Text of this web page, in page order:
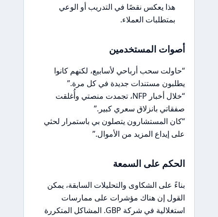
هذا يعكس نقصًا في التدريب أو الوعي
بمتطلبات العملاء.
أصوات المستخدمين
“حاولت سحب أرباحي لأسابيع، لكنهم كانوا
يطلبون مستندات جديدة في كل مرة.”
“خلال أخبار NFP، تجمدت منصتي وأُغلقت
صفقاتي بانزلاق سعري كبير.”
“كان المستشارون يتصلون بي باستمرار لحثي
على إيداع المزيد من الأموال.”
الحكم على السمعة
بناءً على الشكاوى والتحليلات السابقة، يمكن
القول إن هناك مؤشرات على ممارسات
استغلالية في شركة GBP. المشاكل المتكررة